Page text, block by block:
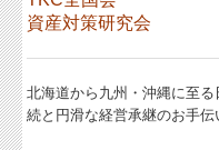
資産対策研究会
北海道から九州・沖縄に至
続と円滑な経営承継のお手伝